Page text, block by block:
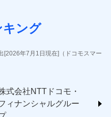
会社
)
険株式会社
)
キング
[2026年7月1日現在]（ドコモスマー
式会社NTTドコモ・
ィナンシャルグルー